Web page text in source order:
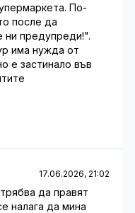
По-
после да
ни предупреди!".
има нужда от
е застинало във
17.06.2026, 21:02
да правят
налага да мина